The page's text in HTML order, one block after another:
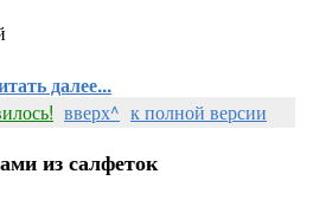
далее...
вверх^ к полной версии
из салфеток